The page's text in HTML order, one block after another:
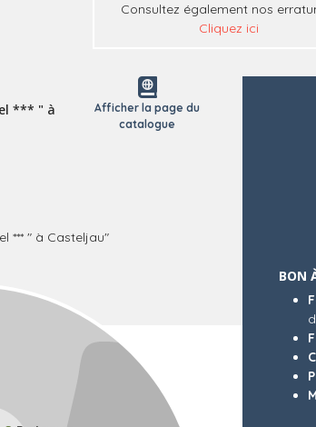
Consultez également nos
Cliquez ici
Afficher la page du
catalogue
*** " à
*** " à Casteljau"
BON